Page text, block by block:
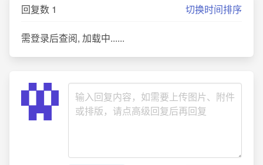
回复数 1 切换时间排序
需登录后查阅, 加载中......